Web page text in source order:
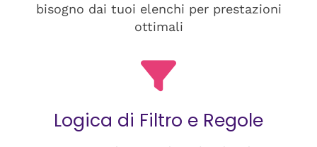
bisogno dai tuoi elenchi per prestazioni
ottimali
Logica di Filtro e Regole